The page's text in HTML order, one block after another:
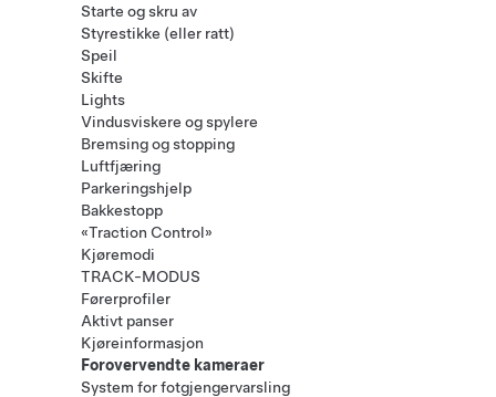
Starte og skru av
Styrestikke (eller ratt)
Speil
Skifte
Lights
Vindusviskere og spylere
Bremsing og stopping
Luftfjæring
Parkeringshjelp
Bakkestopp
«Traction Control»
Kjøremodi
TRACK-MODUS
Førerprofiler
Aktivt panser
Kjøreinformasjon
Forovervendte kameraer
System for fotgjengervarsling